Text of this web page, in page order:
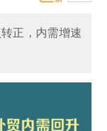
正，内需增速